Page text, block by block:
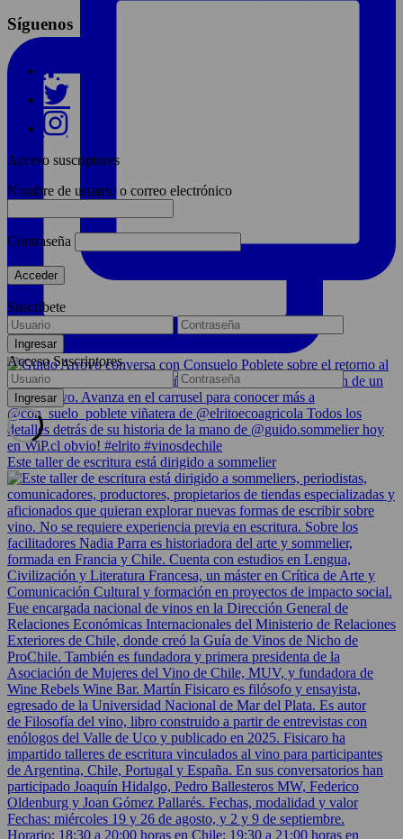
Este taller de escritura está dirigido a sommelier
Síguenos
Acceso suscriptores
Nombre de usuario o correo electrónico
Contraseña
Suscríbete
Acceso Suscriptores